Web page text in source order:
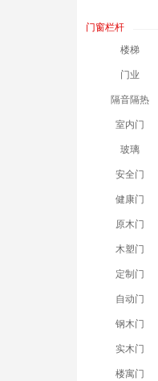
门窗栏杆
楼梯
门业
隔音隔热
室内门
玻璃
安全门
健康门
原木门
木塑门
定制门
自动门
钢木门
实木门
楼寓门